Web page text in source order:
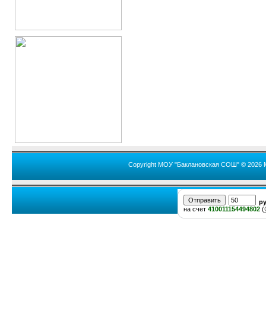
Copyright МОУ "Баклановская СОШ" © 2026
на счет 410011154494802 (